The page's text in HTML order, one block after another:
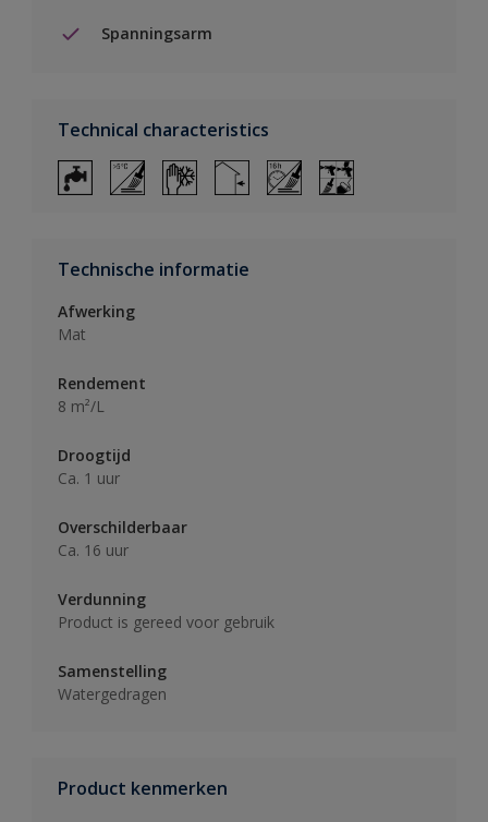
Spanningsarm
Technical characteristics
Technische informatie
Afwerking
Mat
Rendement
8 m²/L
Droogtijd
Ca. 1 uur
Overschilderbaar
Ca. 16 uur
Verdunning
Product is gereed voor gebruik
Samenstelling
Watergedragen
Product kenmerken